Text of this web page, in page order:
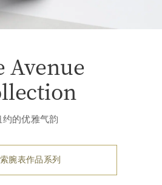
Avenue
约的优雅气韵
腕表作品系列